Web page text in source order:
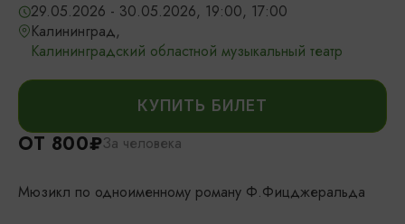
29.05.2026 - 30.05.2026, 19:00, 17:00
Калининград,
Калининградский областной музыкальный театр
КУПИТЬ БИЛЕТ
ОТ 800₽За человека
Мюзикл по одноименному роману Ф.Фицджеральда